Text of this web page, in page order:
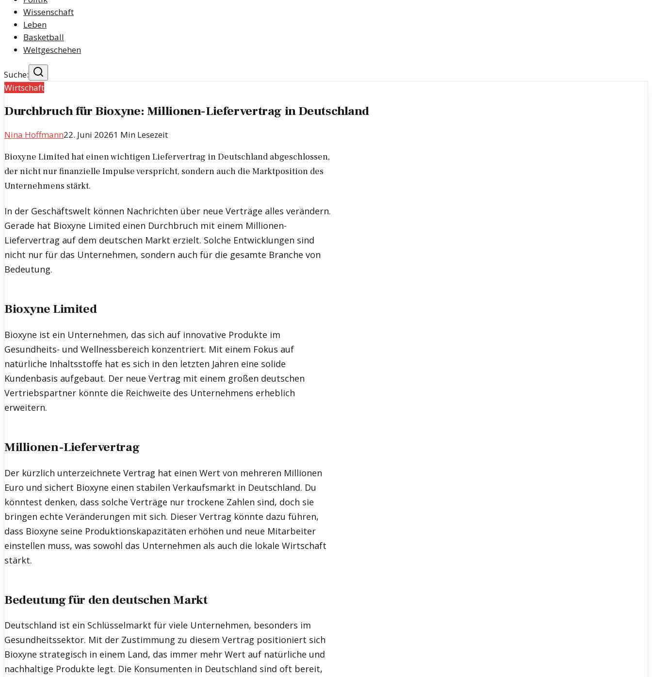
Wissenschaft
Leben
Basketball
Weltgeschehen
Suche:
Wirtschaft
Durchbruch für Bioxyne: Millionen-Liefervertrag in Deutschland
Nina Hoffmann22. Juni 20261 Min Lesezeit
Bioxyne Limited hat einen wichtigen Liefervertrag in Deutschland abgeschlossen,
der nicht nur finanzielle Impulse verspricht, sondern auch die Marktposition des
Unternehmens stärkt.
In der Geschäftswelt können Nachrichten über neue Verträge alles verändern.
Gerade hat Bioxyne Limited einen Durchbruch mit einem Millionen-
Liefervertrag auf dem deutschen Markt erzielt. Solche Entwicklungen sind
nicht nur für das Unternehmen, sondern auch für die gesamte Branche von
Bedeutung.
Bioxyne Limited
Bioxyne ist ein Unternehmen, das sich auf innovative Produkte im
Gesundheits- und Wellnessbereich konzentriert. Mit einem Fokus auf
natürliche Inhaltsstoffe hat es sich in den letzten Jahren eine solide
Kundenbasis aufgebaut. Der neue Vertrag mit einem großen deutschen
Vertriebspartner könnte die Reichweite des Unternehmens erheblich
erweitern.
Millionen-Liefervertrag
Der kürzlich unterzeichnete Vertrag hat einen Wert von mehreren Millionen
Euro und sichert Bioxyne einen stabilen Verkaufsmarkt in Deutschland. Du
könntest denken, dass solche Verträge nur trockene Zahlen sind, doch sie
bringen echte Veränderungen mit sich. Dieser Vertrag könnte dazu führen,
dass Bioxyne seine Produktionskapazitäten erhöhen und neue Mitarbeiter
einstellen muss, was sowohl das Unternehmen als auch die lokale Wirtschaft
stärkt.
Bedeutung für den deutschen Markt
Deutschland ist ein Schlüsselmarkt für viele Unternehmen, besonders im
Gesundheitssektor. Mit der Zustimmung zu diesem Vertrag positioniert sich
Bioxyne strategisch in einem Land, das immer mehr Wert auf natürliche und
nachhaltige Produkte legt. Die Konsumenten in Deutschland sind oft bereit,